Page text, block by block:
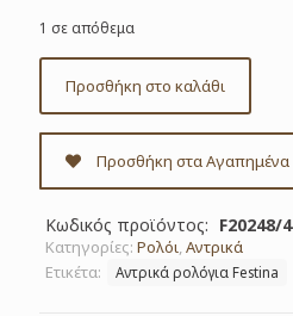
1 σε απόθεμα
Προσθήκη στο καλάθι
Προσθήκη στα Αγαπημένα
Κωδικός προϊόντος: F20248/4
Κατηγορίες: Ρολόι,Αντρικά
Ετικέτα:
Αντρικά ρολόγια Festina